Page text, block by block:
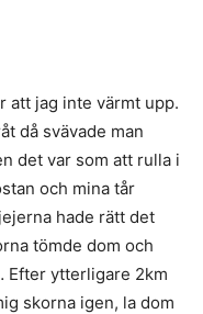
att jag inte värmt upp.
då svävade man
det var som att rulla i
och mina tår
hade rätt det
tömde dom och
Efter ytterligare 2km
skorna igen, la dom